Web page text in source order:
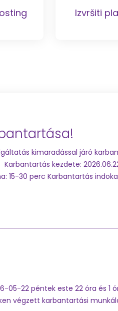
Izvršiti
kimaradással járó
kezdete:
15-30 perc Karbantartás
05-22 péntek este 22 óra és 1
végzett karbantartási